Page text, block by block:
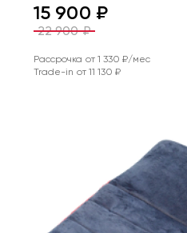
15 900 ₽
22 900₽
Рассрочка от1 330 ₽/мес
Trade-in от 11 130 ₽